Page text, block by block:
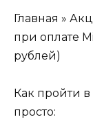
Главная »
при оплате
рублей)
Как пройти
просто: